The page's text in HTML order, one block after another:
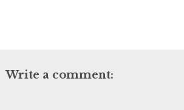
Write a comment: